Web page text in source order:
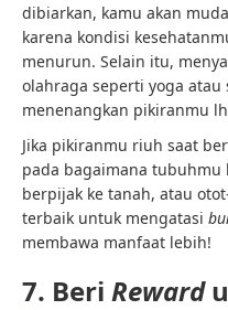
dibiarkan, kamu akan
karena kondisi
menurun. Selain itu,
olahraga seperti yoga atau
menenangkan pikiranmu
Jika pikiranmu riuh saat
pada bagaimana tubuhmu
berpijak ke tanah, atau
terbaik untuk mengatasi
membawa manfaat lebih!
7. Beri Reward